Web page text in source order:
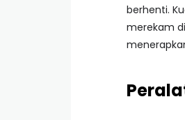
berhenti.
merekam